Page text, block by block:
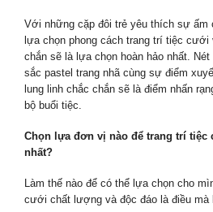
Với những cặp đôi trẻ yêu thích sự ấm
lựa chọn phong cách trang trí tiệc
chắn sẽ là lựa chọn hoàn hảo nhất.
sắc pastel trang nhã cùng sự điểm
lung linh chắc chắn sẽ là điểm nhấn
bộ buổi tiệc.
Chọn lựa đơn vị nào để trang trí tiệc
nhất?
Làm thế nào để có thể lựa chọn cho
cưới chất lượng và độc đáo là điều mà